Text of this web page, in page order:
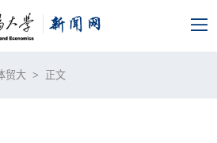
贸大 > 正文